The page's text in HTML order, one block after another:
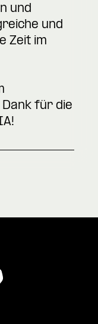
und
und
Zeit im
Dank für die